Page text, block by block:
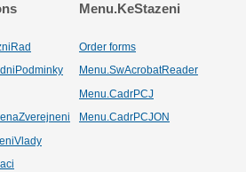
Menu.KeStazeni
Order forms
Menu.SwAcrobatReader
Menu.CadrPCJ
Menu.CadrPCJON